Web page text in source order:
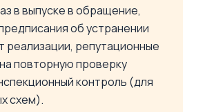
в выпуске в обращение,
об устранении
реализации, репутационные
повторную проверку
контроль (для
схем).